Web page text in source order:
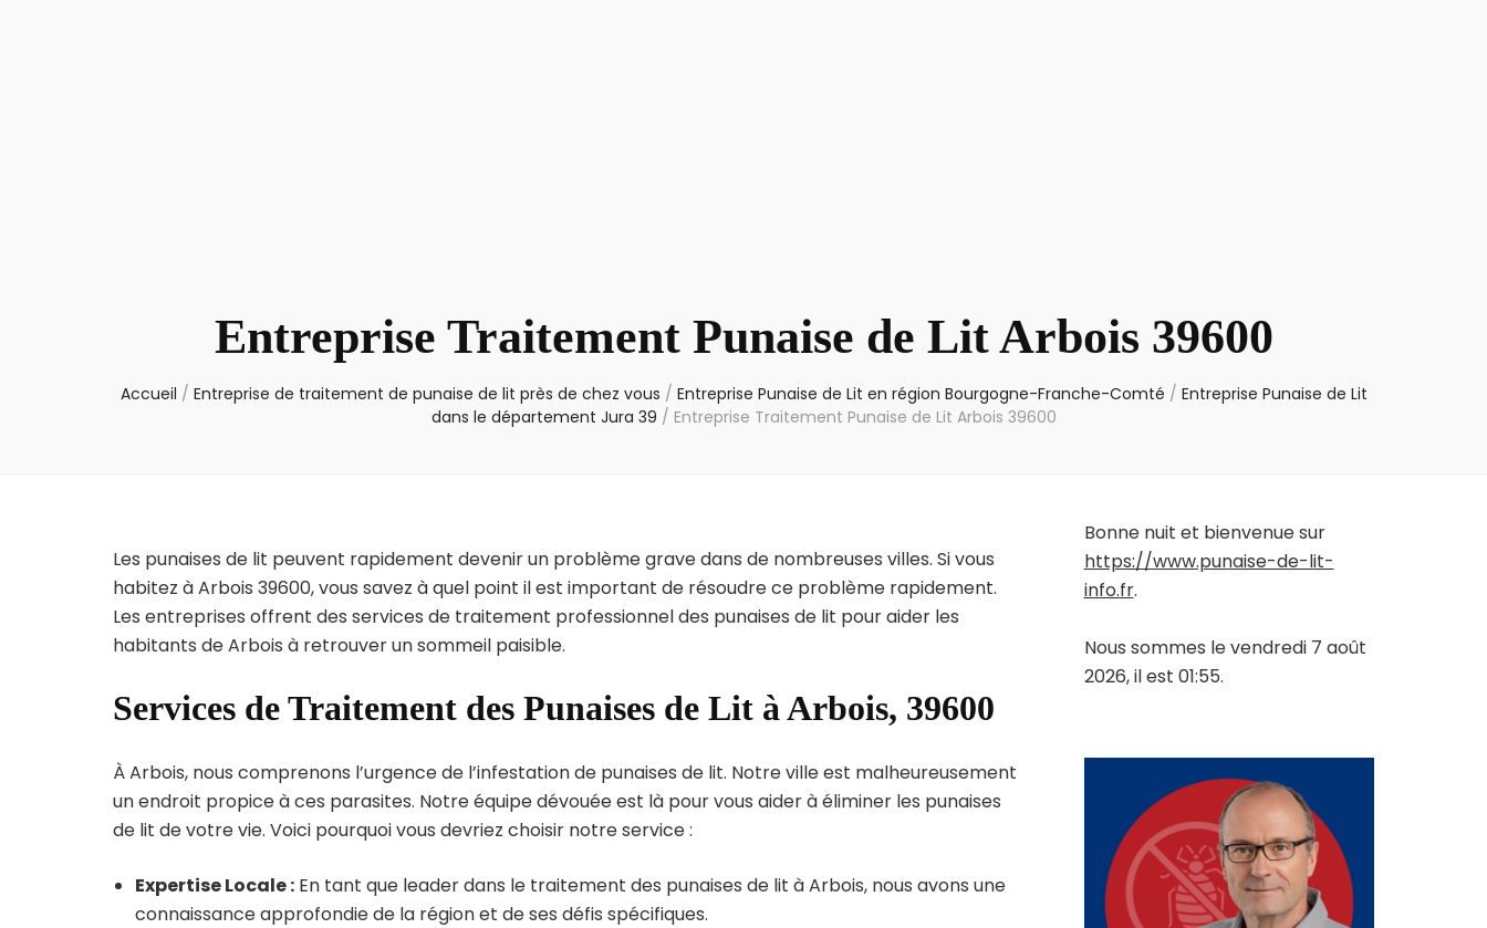
Entreprise Traitement Punaise de Lit Arbois 39600
Accueil / Entreprise de traitement de punaise de lit près de chez vous / Entreprise Punaise de Lit en région Bourgogne-Franche-Comté / Entreprise Punaise de Lit
dans le département Jura 39 / Entreprise Traitement Punaise de Lit Arbois 39600
Les punaises de lit peuvent rapidement devenir un problème grave dans de nombreuses villes. Si vous
habitez à Arbois 39600, vous savez à quel point il est important de résoudre ce problème rapidement.
Les entreprises offrent des services de traitement professionnel des punaises de lit pour aider les
habitants de Arbois à retrouver un sommeil paisible.
Services de Traitement des Punaises de Lit à Arbois, 39600
À Arbois, nous comprenons l’urgence de l’infestation de punaises de lit. Notre ville est malheureusement
un endroit propice à ces parasites. Notre équipe dévouée est là pour vous aider à éliminer les punaises
de lit de votre vie. Voici pourquoi vous devriez choisir notre service :
Expertise Locale : En tant que leader dans le traitement des punaises de lit à Arbois, nous avons une
connaissance approfondie de la région et de ses défis spécifiques.
Bonne nuit et bienvenue sur
https://www.punaise-de-lit-
info.fr.
Nous sommes le vendredi 7 août
2026, il est 01:55.